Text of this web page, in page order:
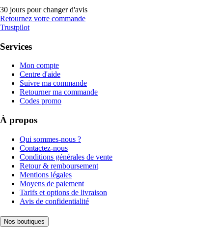
30 jours pour changer d'avis
Retournez votre commande
Trustpilot
Services
Mon compte
Centre d'aide
Suivre ma commande
Retourner ma commande
Codes promo
À propos
Qui sommes-nous ?
Contactez-nous
Conditions générales de vente
Retour & remboursement
Mentions légales
Moyens de paiement
Tarifs et options de livraison
Avis de confidentialité
Nos boutiques